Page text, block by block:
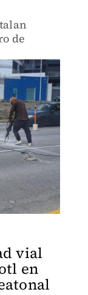
de
vial
en